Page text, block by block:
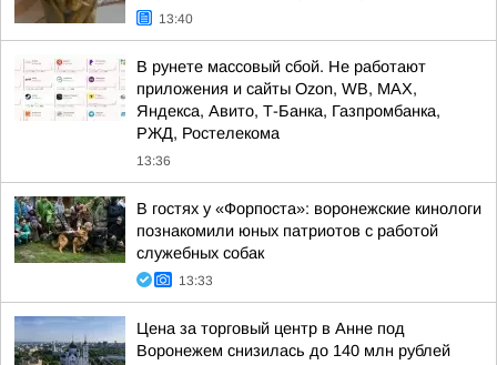
13:40
В рунете массовый сбой. Не работают
приложения и сайты Ozon, WB, MAX,
Яндекса, Авито, Т-Банка, Газпромбанка,
РЖД, Ростелекома
13:36
В гостях у «Форпоста»: воронежские кинологи
познакомили юных патриотов с работой
служебных собак
13:33
Цена за торговый центр в Анне под
Воронежем снизилась до 140 млн рублей